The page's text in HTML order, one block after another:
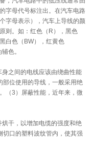
字母代号标注出。在汽车电路
字母表示），汽车上导线的颜
则。如：红色（R），黑色
白色（BW），红黄色
色。
之间的电线应该由绕曲性能
部位使用的导线，一般采用绝
（3）屏蔽性能，近年来，微
干，以增加电缆的强度和绝
切口的塑料波纹管内，使其强